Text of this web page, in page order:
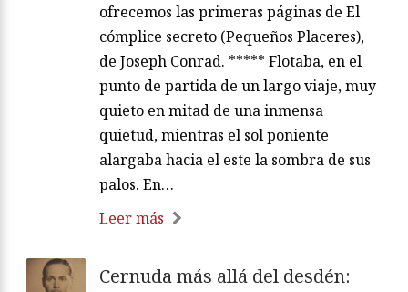
ofrecemos las primeras páginas de El
cómplice secreto (Pequeños Placeres),
de Joseph Conrad. ***** Flotaba, en el
punto de partida de un largo viaje, muy
quieto en mitad de una inmensa
quietud, mientras el sol poniente
alargaba hacia el este la sombra de sus
palos. En…
Leer más
Cernuda más allá del desdén: